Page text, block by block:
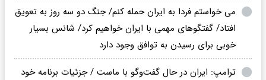
می خواستم فردا به ایران حمله کنم/ جنگ دو سه روز به تعویق
افتاد/ گفتگوهای مهمی با ایران خواهیم کرد/ شانس بسیار
خوبی برای رسیدن به توافق وجود دارد
ترامپ: ایران در حال گفت‌وگو با ماست / جزئیات برنامه خود